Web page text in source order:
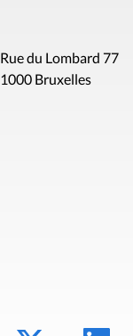
Rue du Lombard 77
1000 Bruxelles